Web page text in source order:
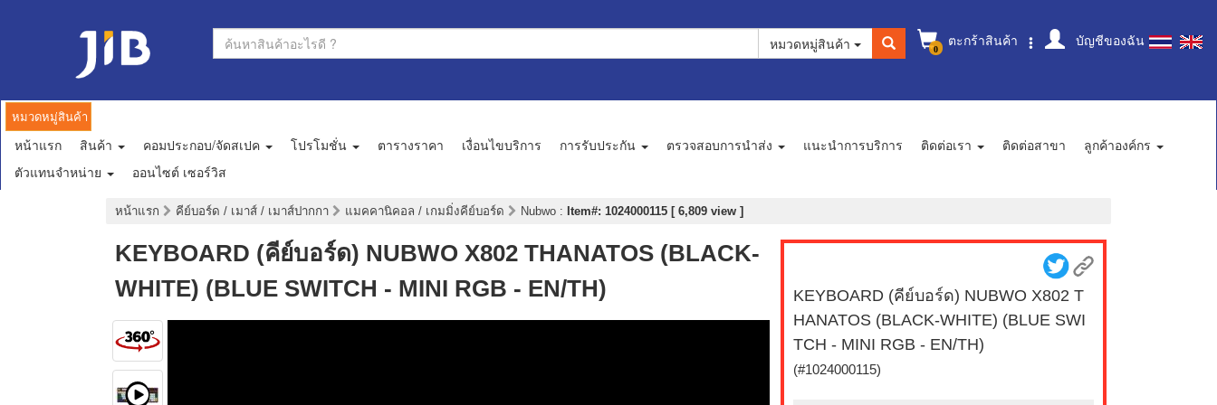
0 ตะกร้าสินค้า บัญชีของฉัน
หมวดหมู่สินค้า
หมวดหมู่สินค้า
หน้าแรก สินค้า คอมประกอบ/จัดสเปค โปรโมชั่น ตารางราคา เงื่อนไขบริการ การรับประกัน ตรวจสอบการนำส่ง แนะนำการบริการ ติดต่อเรา ติดต่อสาขา
ลูกค้าองค์กร
ตัวแทนจำหน่าย
ออนไซต์ เซอร์วิส
หน้าแรก คีย์บอร์ด / เมาส์ / เมาส์ปากกา แมคคานิคอล / เกมมิ่งคีย์บอร์ด Nubwo : Item#: 1024000115 [ 6,809 view ]
KEYBOARD (คีย์บอร์ด) NUBWO X802 THANATOS (BLACK-
WHITE) (BLUE SWITCH - MINI RGB - EN/TH)
KEYBOARD (คีย์บอร์ด) NUBWO X802 T
HANATOS (BLACK-WHITE) (BLUE SWI
TCH - MINI RGB - EN/TH)
(#1024000115)